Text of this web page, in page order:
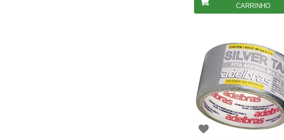
CARRINHO